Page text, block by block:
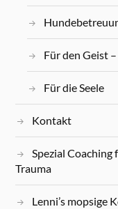
Für den Geist
Für die Seele
Kontakt
Spezial
Trauma
Lenni’s mopsige